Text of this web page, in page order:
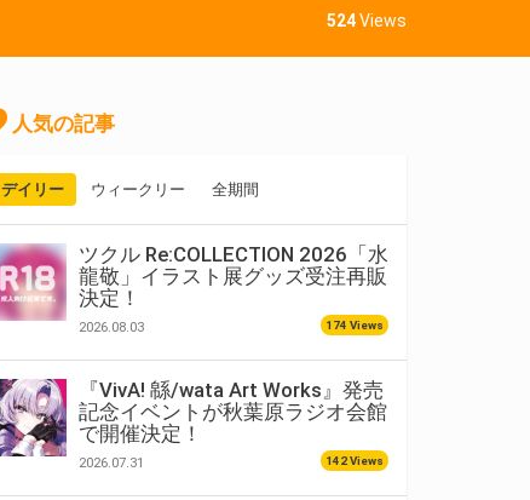
524Views
人気の記事
デイリー ウィークリー 全期間
ツクル Re:COLLECTION 2026「水
龍敬」イラスト展グッズ受注再販
決定！
2026.08.03 174 Views
『VivA! 緜/wata Art Works』発売
記念イベントが秋葉原ラジオ会館
で開催決定！
2026.07.31 142 Views